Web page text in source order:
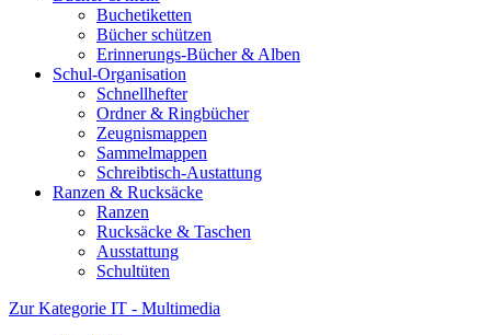
Buchetiketten
Bücher schützen
Erinnerungs-Bücher & Alben
Schul-Organisation
Schnellhefter
Ordner & Ringbücher
Zeugnismappen
Sammelmappen
Schreibtisch-Austattung
Ranzen & Rucksäcke
Ranzen
Rucksäcke & Taschen
Ausstattung
Schultüten
Zur Kategorie IT - Multimedia